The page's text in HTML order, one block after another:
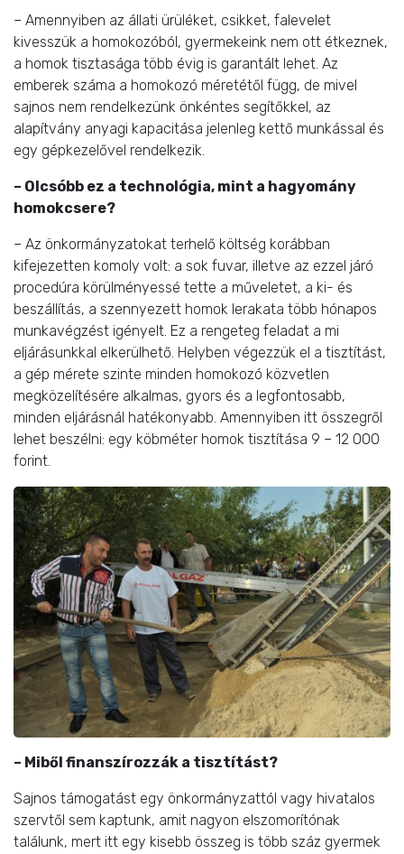
– Amennyiben az állati ürüléket, csikket, falevelet
kivesszük a homokozóból, gyermekeink nem ott étkeznek,
a homok tisztasága több évig is garantált lehet. Az
emberek száma a homokozó méretétől függ, de mivel
sajnos nem rendelkezünk önkéntes segítőkkel, az
alapítvány anyagi kapacitása jelenleg kettő munkással és
egy gépkezelővel rendelkezik.
– Olcsóbb ez a technológia, mint a hagyomány
homokcsere?
– Az önkormányzatokat terhelő költség korábban
kifejezetten komoly volt: a sok fuvar, illetve az ezzel járó
procedúra körülményessé tette a műveletet, a ki- és
beszállítás, a szennyezett homok lerakata több hónapos
munkavégzést igényelt. Ez a rengeteg feladat a mi
eljárásunkkal elkerülhető. Helyben végezzük el a tisztítást,
a gép mérete szinte minden homokozó közvetlen
megközelítésére alkalmas, gyors és a legfontosabb,
minden eljárásnál hatékonyabb. Amennyiben itt összegről
lehet beszélni: egy köbméter homok tisztítása 9 – 12 000
forint.
– Miből finanszírozzák a tisztítást?
Sajnos támogatást egy önkormányzattól vagy hivatalos
szervtől sem kaptunk, amit nagyon elszomorítónak
találunk, mert itt egy kisebb összeg is több száz gyermek